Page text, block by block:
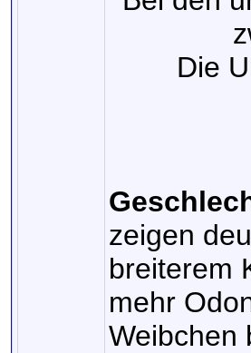
Die
zeigen
breiterem
mehr
Weibchen